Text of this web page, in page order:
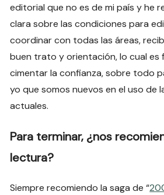
editorial que no es de mi país y he
clara sobre las condiciones para
coordinar con todas las áreas,
buen trato y orientación, lo cual es
cimentar la confianza, sobre todo
yo que somos nuevos en el uso de
actuales.
Para terminar, ¿nos
lectura?
Siempre recomiendo la saga de “